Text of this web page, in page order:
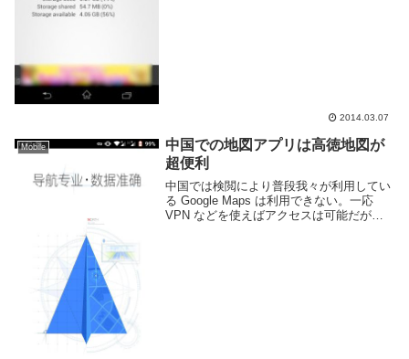
2014.03.07
Mobile
中国での地図アプリは高徳地図が
超便利
中国では検閲により普段我々が利用してい
る Google Maps は利用できない。一応
VPN などを使えばアクセスは可能だが、